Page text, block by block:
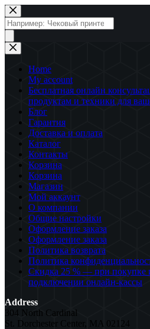
Перейти
к
сути
Поиск
товаров
Home
My account
Бесплатная онлайн
продуктам и техники для
Блог
Гарантия
Доставка и оплата
Каталог
Контакты
Корзина
Корзина
Магазин
Мой аккаунт
О компании
Общие настройки
Оформление заказа
Оформление заказа
Политика возврата
Политика
Скидка 25 % — при покупке
подключении онлайн-кассы
Address
304 North Cardinal
St. Dorchester Center, MA 02124